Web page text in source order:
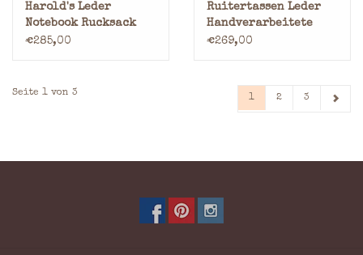
Harold's Leder
Notebook Rucksack
Large
€285,00
Ruitertassen Leder
Handverarbeitete
Umhängetasche
€269,00
Seite 1 von 3 1 2 3